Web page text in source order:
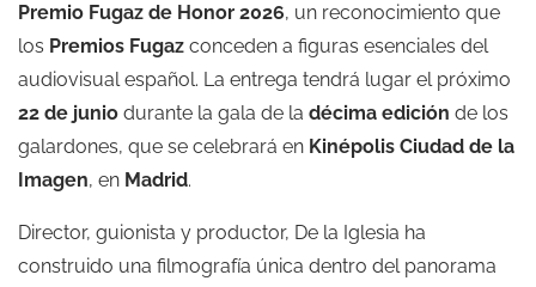
Premio Fugaz de Honor 2026, un reconocimiento que
los Premios Fugaz conceden a figuras esenciales del
audiovisual español. La entrega tendrá lugar el próximo
22 de junio durante la gala de la décima edición de los
galardones, que se celebrará en Kinépolis Ciudad de la
Imagen, en Madrid.
Director, guionista y productor, De la Iglesia ha
construido una filmografía única dentro del panorama